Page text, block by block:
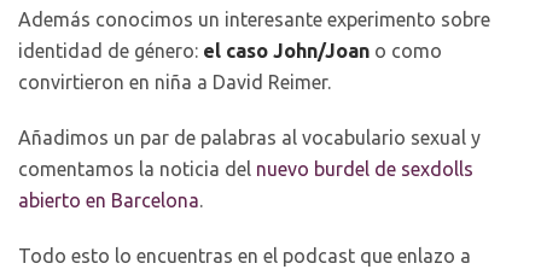
Además conocimos un interesante experimento sobre
identidad de género: el caso John/Joan o como
convirtieron en niña a David Reimer.
Añadimos un par de palabras al vocabulario sexual y
comentamos la noticia del nuevo burdel de sexdolls
abierto en Barcelona.
Todo esto lo encuentras en el podcast que enlazo a